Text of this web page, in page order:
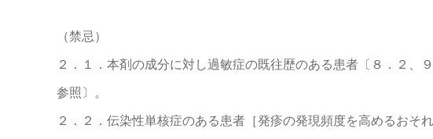
（禁忌）
２．１．本剤の成分に対し過敏症の既往歴のある患者〔８．２、
参照〕。
２．２．伝染性単核症のある患者［発疹の発現頻度を高めるおそれ